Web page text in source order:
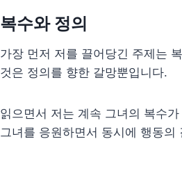
복수와 정의
가장 먼저 저를 끌어당긴 주제는
것은 정의를 향한 갈망뿐입니다.
읽으면서 저는 계속 그녀의 복수
그녀를 응원하면서 동시에 행동의